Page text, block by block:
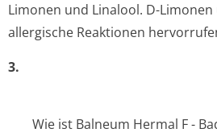
Limonen und Linalool. D-
allergische Reaktionen
3.
Wie ist Balneum Hermal F -